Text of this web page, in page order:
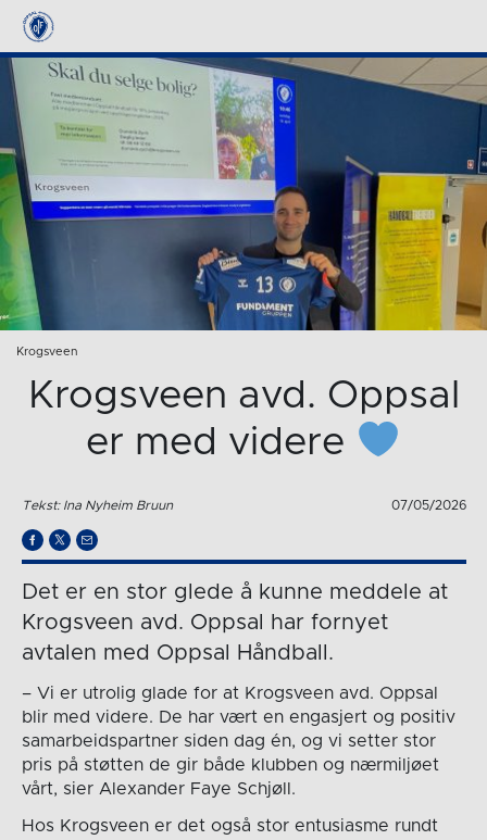
Krogsveen
Krogsveen avd. Oppsal
er med videre
Tekst: Ina Nyheim Bruun 07/05/2026
Det er en stor glede å kunne meddele at
Krogsveen avd. Oppsal har fornyet
avtalen med Oppsal Håndball.
– Vi er utrolig glade for at Krogsveen avd. Oppsal
blir med videre. De har vært en engasjert og positiv
samarbeidspartner siden dag én, og vi setter stor
pris på støtten de gir både klubben og nærmiljøet
vårt, sier Alexander Faye Schjøll.
Hos Krogsveen er det også stor entusiasme rundt